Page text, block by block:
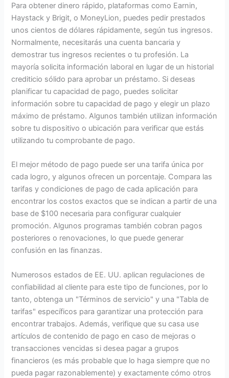
Para obtener dinero rápido, plataformas como Earnin,
Haystack y Brigit, o MoneyLion, puedes pedir prestados
unos cientos de dólares rápidamente, según tus ingresos.
Normalmente, necesitarás una cuenta bancaria y
demostrar tus ingresos recientes o tu profesión. La
mayoría solicita información laboral en lugar de un historial
crediticio sólido para aprobar un préstamo. Si deseas
planificar tu capacidad de pago, puedes solicitar
información sobre tu capacidad de pago y elegir un plazo
máximo de préstamo. Algunos también utilizan información
sobre tu dispositivo o ubicación para verificar que estás
utilizando tu comprobante de pago.
El mejor método de pago puede ser una tarifa única por
cada logro, y algunos ofrecen un porcentaje. Compara las
tarifas y condiciones de pago de cada aplicación para
encontrar los costos exactos que se indican a partir de una
base de $100 necesaria para configurar cualquier
promoción. Algunos programas también cobran pagos
posteriores o renovaciones, lo que puede generar
confusión en las finanzas.
Numerosos estados de EE. UU. aplican regulaciones de
confiabilidad al cliente para este tipo de funciones, por lo
tanto, obtenga un "Términos de servicio" y una "Tabla de
tarifas" específicos para garantizar una protección para
encontrar trabajos. Además, verifique que su casa use
artículos de contenido de pago en caso de mejoras o
transacciones vencidas si desea pagar a grupos
financieros (es más probable que lo haga siempre que no
pueda pagar razonablemente) y exactamente cómo otros